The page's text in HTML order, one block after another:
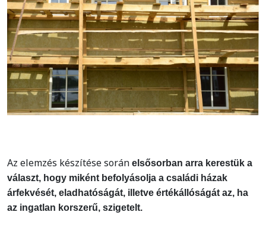
Az elemzés készítése során elsősorban arra kerestük a
választ, hogy miként befolyásolja a családi házak
árfekvését, eladhatóságát, illetve értékállóságát az, ha
az ingatlan korszerű, szigetelt.